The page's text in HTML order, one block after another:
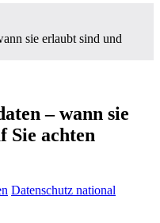
sie erlaubt sind und
– wann sie
Sie achten
Datenschutz national